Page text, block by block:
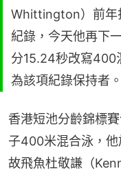
Whittington）前年
紀錄，今天他再下
分15.24秒改寫400
為該項紀錄保持者。
香港短池分齡錦標
子400米混合泳，
故飛魚杜敬謙（